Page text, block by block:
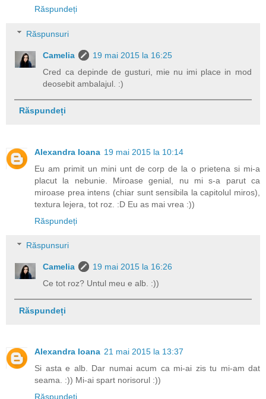
Răspundeți
Răspunsuri
Camelia
19 mai 2015 la 16:25
Cred ca depinde de gusturi, mie nu imi place in mod
deosebit ambalajul. :)
Răspundeți
Alexandra Ioana 19 mai 2015 la 10:14
Eu am primit un mini unt de corp de la o prietena si mi-a
placut la nebunie. Miroase genial, nu mi s-a parut ca
miroase prea intens (chiar sunt sensibila la capitolul miros),
textura lejera, tot roz. :D Eu as mai vrea :))
Răspundeți
Răspunsuri
Camelia
19 mai 2015 la 16:26
Ce tot roz? Untul meu e alb. :))
Răspundeți
Alexandra Ioana 21 mai 2015 la 13:37
Si asta e alb. Dar numai acum ca mi-ai zis tu mi-am dat
seama. :)) Mi-ai spart norisorul :))
Răspundeți